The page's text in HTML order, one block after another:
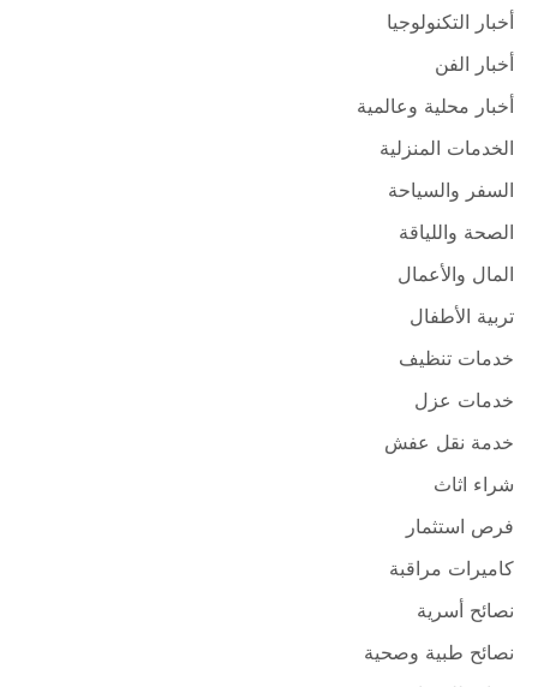
أخبار التكنولوجيا
أخبار الفن
أخبار محلية وعالمية
الخدمات المنزلية
السفر والسياحة
الصحة واللياقة
المال والأعمال
تربية الأطفال
خدمات تنظيف
خدمات عزل
خدمة نقل عفش
شراء اثاث
فرص استثمار
كاميرات مراقبة
نصائح أسرية
نصائح طبية وصحية